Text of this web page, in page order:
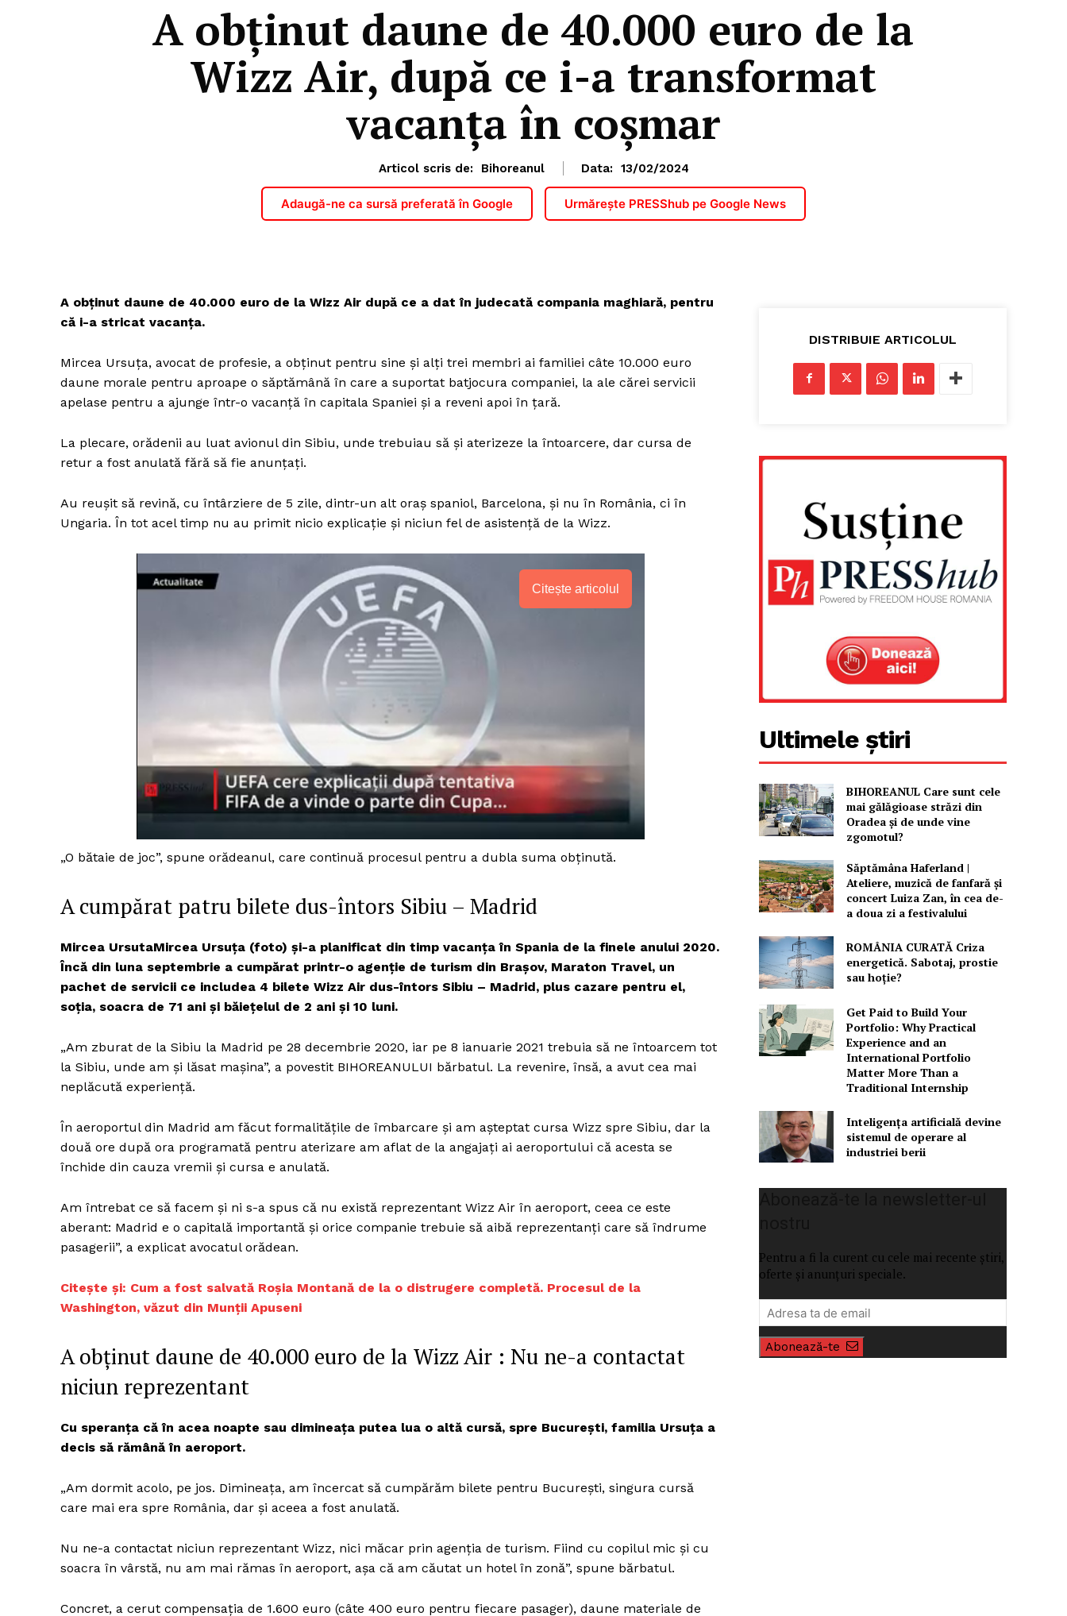
Un proiect
FREEDOM HOUSE
ROMÂNIA
PRESShub
Proiecte editoriale
A obținut daune de 40.000 euro de la
Wizz Air, după ce i-a transformat
vacanța în coșmar
Articol scris de: Bihoreanul Data: 13/02/2024
Adaugă-ne ca sursă preferată în Google Urmărește PRESShub pe Google News
A obținut daune de 40.000 euro de la Wizz Air după ce a dat în judecată compania maghiară, pentru
că i-a stricat vacanța.
Mircea Ursuţa, avocat de profesie, a obţinut pentru sine şi alţi trei membri ai familiei câte 10.000 euro
daune morale pentru aproape o săptămână în care a suportat batjocura companiei, la ale cărei servicii
apelase pentru a ajunge într-o vacanţă în capitala Spaniei şi a reveni apoi în ţară.
La plecare, orădenii au luat avionul din Sibiu, unde trebuiau să şi aterizeze la întoarcere, dar cursa de
retur a fost anulată fără să fie anunţaţi.
Au reuşit să revină, cu întârziere de 5 zile, dintr-un alt oraş spaniol, Barcelona, şi nu în România, ci în
Ungaria. În tot acel timp nu au primit nicio explicaţie şi niciun fel de asistenţă de la Wizz.
Citește articolul
„O bătaie de joc”, spune orădeanul, care continuă procesul pentru a dubla suma obţinută.
A cumpărat patru bilete dus-întors Sibiu – Madrid
Mircea UrsutaMircea Ursuţa (foto) şi-a planificat din timp vacanţa în Spania de la finele anului 2020.
Încă din luna septembrie a cumpărat printr-o agenţie de turism din Braşov, Maraton Travel, un
pachet de servicii ce includea 4 bilete Wizz Air dus-întors Sibiu – Madrid, plus cazare pentru el,
soţia, soacra de 71 ani şi băieţelul de 2 ani şi 10 luni.
„Am zburat de la Sibiu la Madrid pe 28 decembrie 2020, iar pe 8 ianuarie 2021 trebuia să ne întoarcem tot
la Sibiu, unde am şi lăsat maşina”, a povestit BIHOREANULUI bărbatul. La revenire, însă, a avut cea mai
neplăcută experienţă.
În aeroportul din Madrid am făcut formalităţile de îmbarcare şi am aşteptat cursa Wizz spre Sibiu, dar la
două ore după ora programată pentru aterizare am aflat de la angajaţi ai aeroportului că acesta se
închide din cauza vremii şi cursa e anulată.
Am întrebat ce să facem şi ni s-a spus că nu există reprezentant Wizz Air în aeroport, ceea ce este
aberant: Madrid e o capitală importantă şi orice companie trebuie să aibă reprezentanţi care să îndrume
pasagerii”, a explicat avocatul orădean.
Citește și: Cum a fost salvată Roșia Montană de la o distrugere completă. Procesul de la
Washington, văzut din Munții Apuseni
A obținut daune de 40.000 euro de la Wizz Air : Nu ne-a contactat
niciun reprezentant
Cu speranţa că în acea noapte sau dimineaţa putea lua o altă cursă, spre Bucureşti, familia Ursuţa a
decis să rămână în aeroport.
„Am dormit acolo, pe jos. Dimineaţa, am încercat să cumpărăm bilete pentru Bucureşti, singura cursă
care mai era spre România, dar şi aceea a fost anulată.
Nu ne-a contactat niciun reprezentant Wizz, nici măcar prin agenţia de turism. Fiind cu copilul mic şi cu
soacra în vârstă, nu am mai rămas în aeroport, aşa că am căutat un hotel în zonă”, spune bărbatul.
Concret, a cerut compensaţia de 1.600 euro (câte 400 euro pentru fiecare pasager), daune materiale de
DISTRIBUIE ARTICOLUL
Ultimele știri
BIHOREANUL Care sunt cele
mai gălăgioase străzi din
Oradea și de unde vine
zgomotul?
Săptămâna Haferland |
Ateliere, muzică de fanfară şi
concert Luiza Zan, în cea de-
a doua zi a festivalului
ROMÂNIA CURATĂ Criza
energetică. Sabotaj, prostie
sau hoție?
Get Paid to Build Your
Portfolio: Why Practical
Experience and an
International Portfolio
Matter More Than a
Traditional Internship
Inteligența artificială devine
sistemul de operare al
industriei berii
Pentru a fi la curent cu cele mai recente știri,
oferte și anunțuri speciale.
Abonează-te